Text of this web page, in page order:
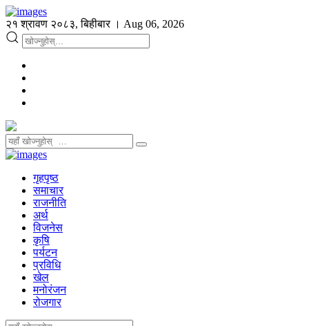
२१ श्रावण २०८३, बिहीबार । Aug 06, 2026
गृहपृष्ठ
समाचार
राजनीति
अर्थ
विजनेस
कृषि
पर्यटन
प्रविधि
खेल
मनोरंजन
रोजगार